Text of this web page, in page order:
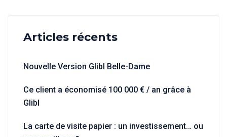
Articles récents
Nouvelle Version Glibl Belle-Dame
Ce client a économisé 100 000 € / an grâce à
Glibl
La carte de visite papier : un investissement… ou